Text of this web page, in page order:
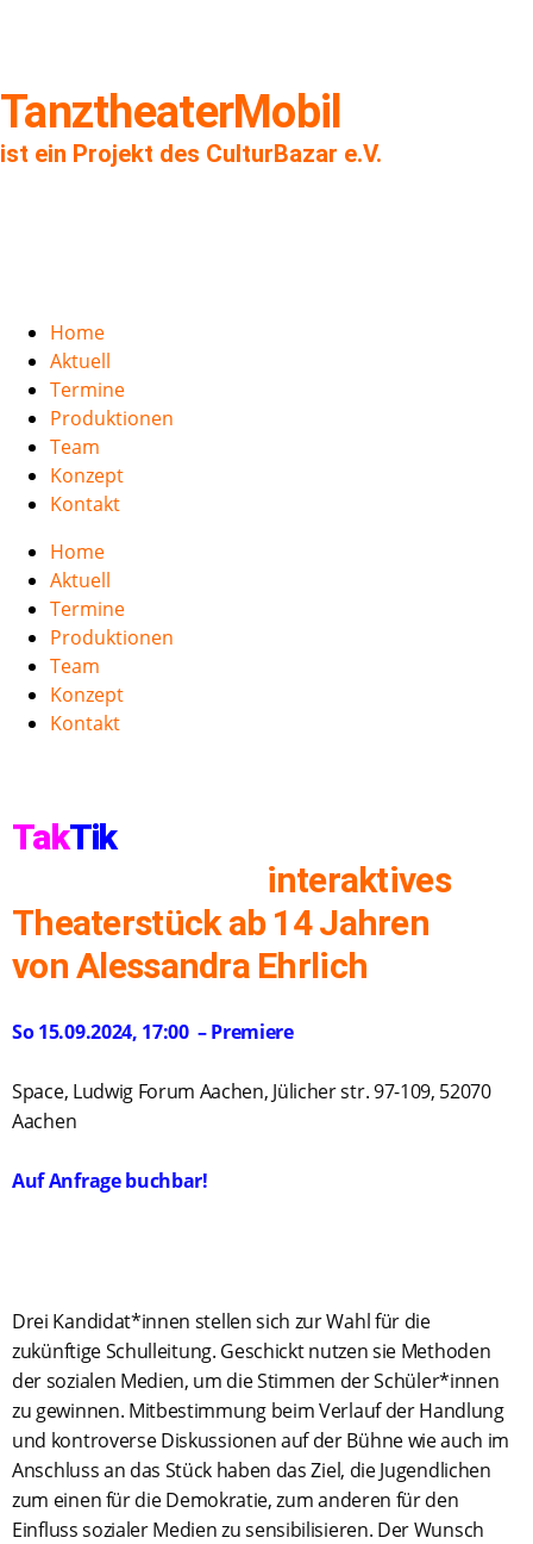
TanztheaterMobil
ist ein Projekt des CulturBazar e.V.
Home
Aktuell
Termine
Produktionen
Team
Konzept
Kontakt
Home
Aktuell
Termine
Produktionen
Team
Konzept
Kontakt
TakTik
interaktives
Theaterstück ab 14 Jahren
von Alessandra Ehrlich
So 15.09.2024, 17:00 – Premiere
Space, Ludwig Forum Aachen, Jülicher str. 97-109, 52070
Aachen
Auf Anfrage buchbar!
Drei Kandidat*innen stellen sich zur Wahl für die
zukünftige Schulleitung. Geschickt nutzen sie Methoden
der sozialen Medien, um die Stimmen der Schüler*innen
zu gewinnen. Mitbestimmung beim Verlauf der Handlung
und kontroverse Diskussionen auf der Bühne wie auch im
Anschluss an das Stück haben das Ziel, die Jugendlichen
zum einen für die Demokratie, zum anderen für den
Einfluss sozialer Medien zu sensibilisieren. Der Wunsch